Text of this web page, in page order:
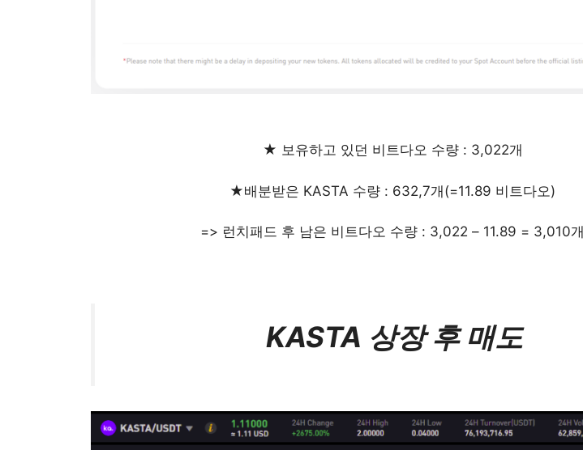
★ 보유하고 있던 비트다오 수량 : 3,022개
★배분받은 KASTA 수량 : 632,7개(=11.89 비트다오)
=> 런치패드 후 남은 비트다오 수량 : 3,022 – 11.89 = 3,010개
KASTA 상장 후 매도